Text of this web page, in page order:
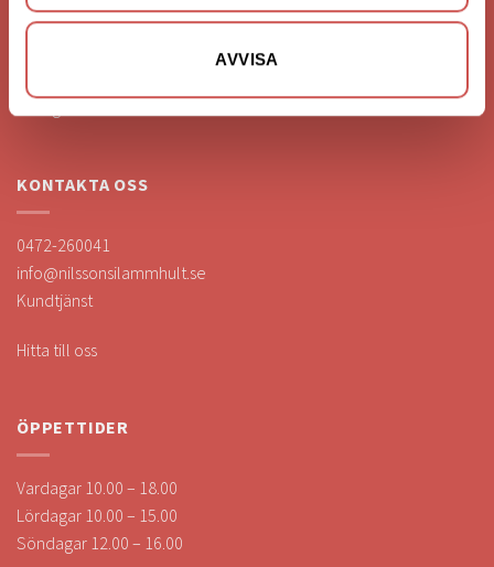
AVVISA
363 44 Lammhult
KONTAKTA OSS
0472-260041
info@nilssonsilammhult.se
Kundtjänst
Hitta till oss
ÖPPETTIDER
Vardagar 10.00 – 18.00
Lördagar 10.00 – 15.00
Söndagar 12.00 – 16.00